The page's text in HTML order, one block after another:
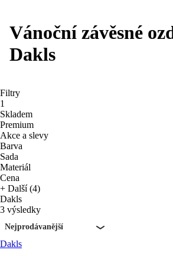
Vánoční závěsné
Dakls
Filtry
1
Skladem
Premium
Akce a slevy
Barva
Sada
Materiál
Cena
+ Další (4)
Dakls
3 výsledky
Nejprodávanější
Dakls